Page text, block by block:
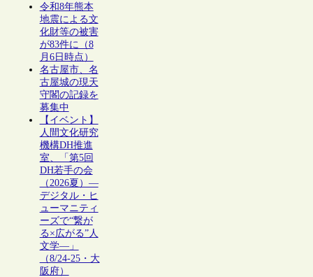
令和8年熊本
地震による文
化財等の被害
が83件に（8
月6日時点）
名古屋市、名
古屋城の現天
守閣の記録を
募集中
【イベント】
人間文化研究
機構DH推進
室、「第5回
DH若手の会
（2026夏）―
デジタル・ヒ
ューマニティ
ーズで“繋が
る×広がる”人
文学―」
（8/24-25・大
阪府）